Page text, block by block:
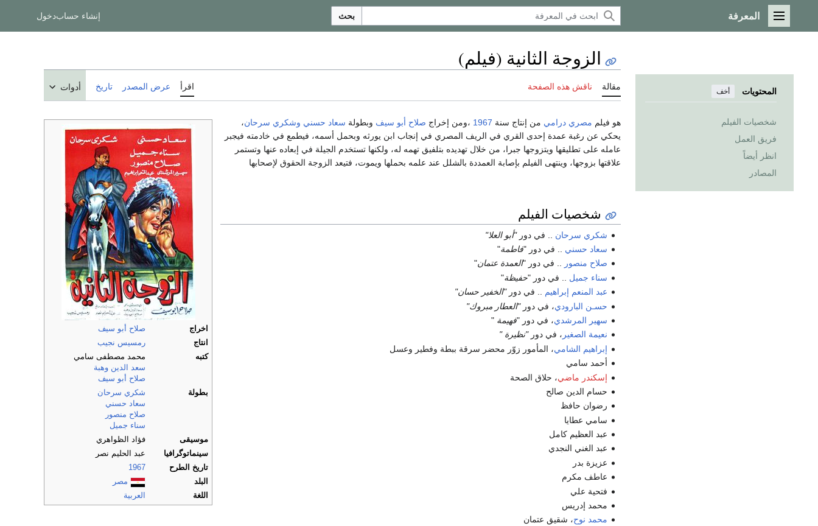
القائمة الرئيسية
المعرفة بحث إنشاء حسابدخول
المحتويات أخف
شخصيات الفيلم
فريق العمل
انظر أيضاً
المصادر
الزوجة الثانية (فيلم)
مقالة ناقش هذه الصفحة اقرأ عرض المصدر تاريخ أدوات
اخراج
صلاح أبو سيف
انتاج
رمسيس نجيب
كتبه
محمد مصطفى سامي
سعد الدين وهبة
صلاح أبو سيف
بطولة
شكري سرحان
سعاد حسني
صلاح منصور
سناء جميل
موسيقى
فؤاد الظواهري
سينماتوگرافيا
عبد الحليم نصر
تاريخ الطرح
1967
البلد
مصر
اللغة
العربية
هو فيلم مصري درامي من إنتاج سنة 1967 ،ومن إخراج صلاح أبو سيف وبطولة سعاد حسني وشكري سرحان،
يحكي عن رغبة عمدة إحدى القري في الريف المصري في إنجاب ابن يورثه وبحمل أسمه، فيطمع في خادمته فيجبر
عامله على تطليقها ويتزوجها جبرا، من خلال تهديده بتلفيق تهمه له، ولكنها تستخدم الجيلة في إبعاده عنها وتستمر
علاقتها بزوجها، وينتهى الفيلم بإصابة العمددة بالشلل عند علمه بحملها ويموت، فتيعد الزوجة الحقوق لإصحابها
شخصيات الفيلم
شكري سرحان .. في دور"أبو العلا"
سعاد حسني .. في دور "فاطمة"
صلاح منصور .. في دور "العمدة عتمان"
سناء جميل .. في دور "حفيظة"
عبد المنعم إبراهيم
.. في دور"الخفير حسان"
حسـن البارودي، في دور"العطار مبروك"
سهير المرشدي، في دور "فهيمة "
نعيمة الصغير ، في دور"نظيرة "
إبراهيم الشامي، المأمور زوّر محضر سرقة ببطة وفطير وعسل
أحمد سامي
إسكندر ماضي، حلاق الصحة
حسام الدين صالح
رضوان حافظ
سامي عطايا
عبد العظيم كامل
عبد الغني النجدي
عزيزة بدر
عاطف مكرم
فتحية علي
محمد إدريس
محمد نوح، شقيق عتمان